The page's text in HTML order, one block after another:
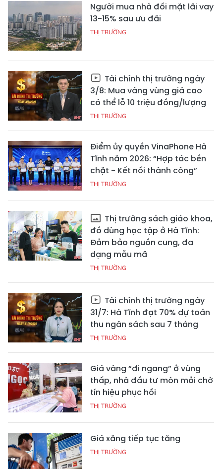
Người mua nhà đối mặt lãi vay
13-15% sau ưu đãi
THỊ TRƯỜNG
Tài chính thị trường ngày
3/8: Mua vàng vùng giá cao
có thể lỗ 10 triệu đồng/lượng
THỊ TRƯỜNG
Điểm ủy quyền VinaPhone Hà
Tĩnh năm 2026: “Hợp tác bền
chặt - Kết nối thành công”
THỊ TRƯỜNG
Thị trường sách giáo khoa,
đồ dùng học tập ở Hà Tĩnh:
Đảm bảo nguồn cung, đa
dạng mẫu mã
THỊ TRƯỜNG
Tài chính thị trường ngày
31/7: Hà Tĩnh đạt 70% dự toán
thu ngân sách sau 7 tháng
THỊ TRƯỜNG
Giá vàng “đi ngang” ở vùng
thấp, nhà đầu tư mòn mỏi chờ
tín hiệu phục hồi
THỊ TRƯỜNG
Giá xăng tiếp tục tăng
THỊ TRƯỜNG